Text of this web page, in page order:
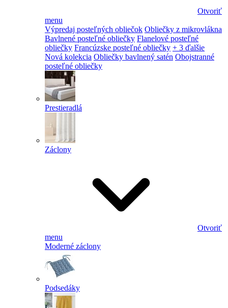
Otvoriť
menu
Výpredaj posteľných obliečok Obliečky z mikrovlákna
Bavlnené posteľné obliečky Flanelové posteľné
obliečky Francúzske posteľné obliečky + 3 ďalšie
Nová kolekcia Obliečky bavlnený satén Obojstranné
posteľné obliečky
Prestieradlá
Záclony
Otvoriť
menu
Moderné záclony
Podsedáky